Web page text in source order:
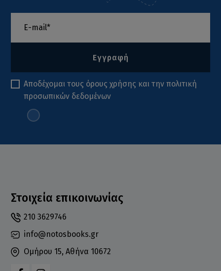
Εγγραφή
Αποδέχομαι τους όρους χρήσης και τηνπολιτική
προσωπικών δεδομένων
Στοιχεία επικοινωνίας
210 3629746
info@notosbooks.gr
Ομήρου 15, Αθήνα 10672